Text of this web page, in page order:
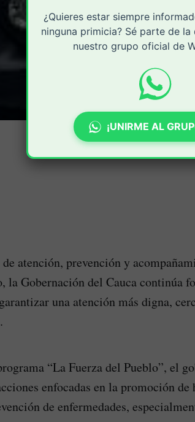
atención, prevención y
la Gobernación del Cauca continúa
una atención más digna,
“La Fuerza del Pueblo”, el
enfocadas en la promoción
de enfermedades,
¿Quieres estar siempre
ninguna primicia? Sé parte de la
nuestro grupo oficial de
¡UNIRME AL